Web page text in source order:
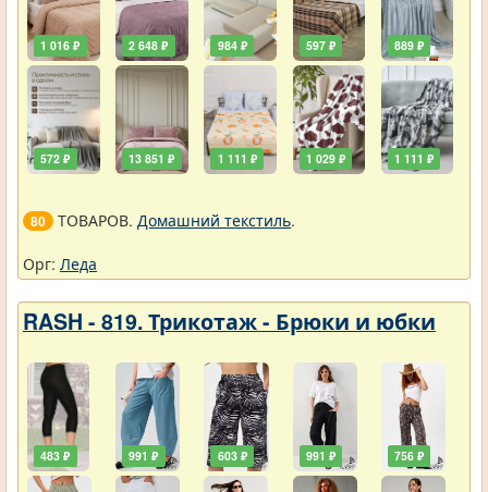
1 016 ₽
572 ₽
2 648 ₽
13 851 ₽
984 ₽
1 111 ₽
597 ₽
1 029 ₽
889 ₽
1 111 ₽
80 ТОВАРОВ. Домашний текстиль.
Орг: Леда
RASH - 819. Трикотаж - Брюки и юбки
483 ₽ 991 ₽ 603 ₽ 991 ₽ 756 ₽